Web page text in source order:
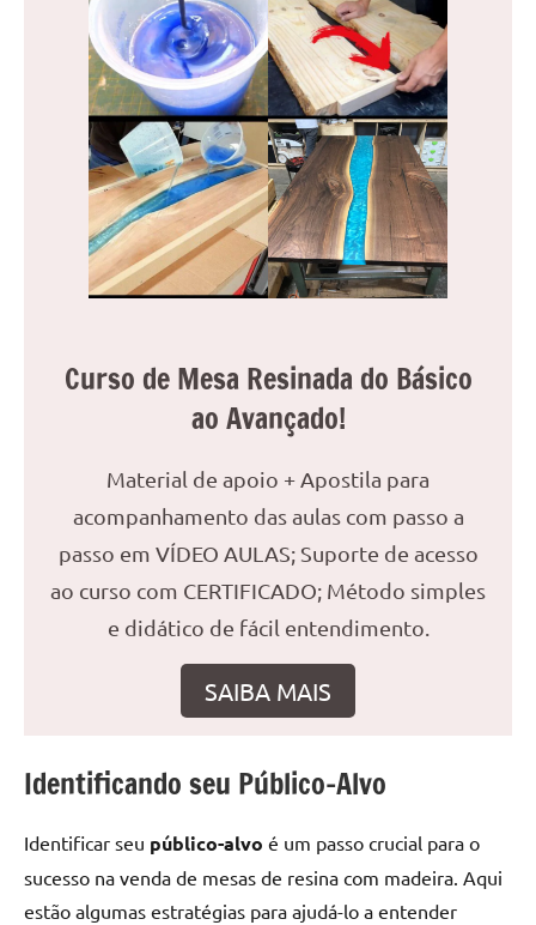
resinadas.
reuniões
que
para
transformar
seu
Curso de Mesa Resinada do Básico
ao Avançado!
Material de apoio + Apostila para
acompanhamento das aulas com passo a
passo em VÍDEO AULAS; Suporte de acesso
ao curso com CERTIFICADO; Método simples
e didático de fácil entendimento.
SAIBA MAIS
Identificando seu Público-Alvo
Identificar seu público-alvo é um passo crucial para o
sucesso na venda de mesas de resina com madeira. Aqui
estão algumas estratégias para ajudá-lo a entender